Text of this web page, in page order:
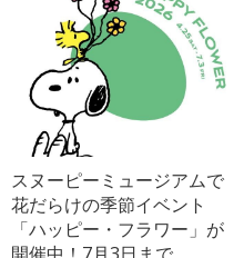
スヌーピーミュージアムで
花だらけの季節イベント
「ハッピー・フラワー」が